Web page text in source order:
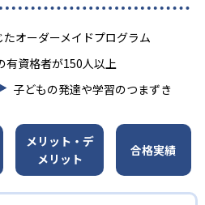
オーダーメイドプログラム
有資格者が150人以上
子どもの発達や学習のつまずき
メリット・デ
メリット
合格実績